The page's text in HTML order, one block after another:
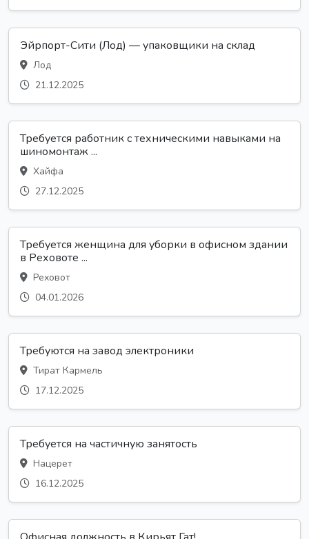
Эйрпорт-Сити (Лод) — упаковщики на склад
Лод
21.12.2025
Требуется работник с техническими навыками на
шиномонтаж ...
Хайфа
27.12.2025
Требуется женщина для уборки в офисном здании
в Реховоте ...
Реховот
04.01.2026
Требуются на завод электроники
Тират Кармель
17.12.2025
Требуется на частичную занятость
Нацерет
16.12.2025